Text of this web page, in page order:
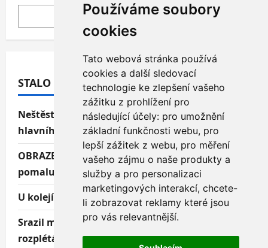
Používáme soubory
cookies
Tato webová stránka používá
cookies a další sledovací
technologie ke zlepšení vašeho
zážitku z prohlížení pro
následující účely: pro umožnění
základní funkčnosti webu, pro
lepší zážitek z webu, pro měření
vašeho zájmu o naše produkty a
služby a pro personalizaci
marketingových interakcí, chcete-
li zobrazovat reklamy které jsou
pro vás relevantnější.
HLEDAT
STALO SE:
Neštěstí v Boleslavi: Po střetu s vlakem u
hlavního nádraží zemřel člověk
OBRAZEM: Serpentiny u Jizerního Vtelna? Už
pomalu minulost
U kolejí ležel mrtvý muž, zřejmě ho srazil vlak
Srazil muže na skútru a ujel, zvláštní nehodu
rozplétá policie